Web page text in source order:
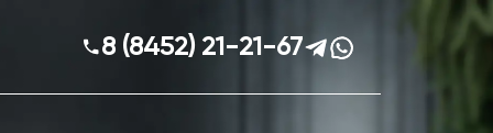
8 (8452) 21-21-67